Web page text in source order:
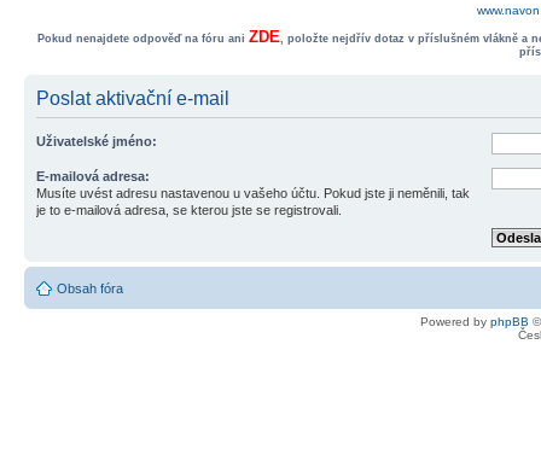
Pokud nenajdete odpověď na fóru ani ZDE, položte nejdřív dotaz v příslušném vlákně a
Poslat aktivační e-mail
Uživatelské jméno:
E-mailová adresa:
Musíte uvést adresu nastavenou u vašeho účtu. Pokud jste ji neměnili, tak
je to e-mailová adresa, se kterou jste se registrovali.
Obsah fóra
Powered by phpBB